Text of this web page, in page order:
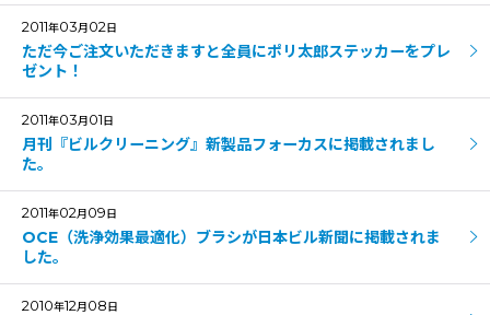
2011年03月02日
ただ今ご注文いただきますと全員にポリ太郎ステッカーをプレ
ゼント！
2011年03月01日
月刊『ビルクリーニング』新製品フォーカスに掲載されまし
た。
2011年02月09日
OCE（洗浄効果最適化）ブラシが日本ビル新聞に掲載されま
した。
2010年12月08日